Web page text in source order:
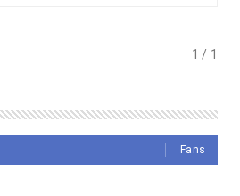
1 / 1
Fans